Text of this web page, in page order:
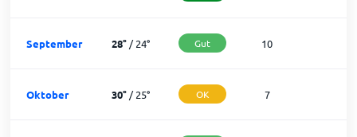
September 28°/24° Gut 10
Oktober 30°/25° OK 7